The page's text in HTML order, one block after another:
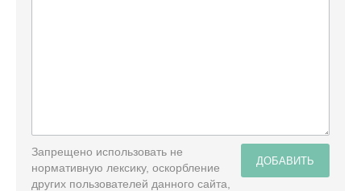
ДОБАВИТЬ
Запрещено использовать не
нормативную лексику, оскорбление
других пользователей данного сайта,